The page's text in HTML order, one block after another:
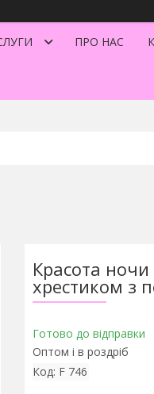
ПРО НАС
Красота
хрестиком з
Готово до відправки
Оптом і в роздріб
Код: F 746